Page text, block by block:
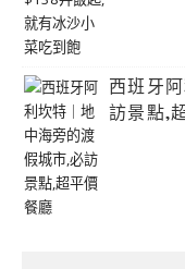
西班牙
訪景點,